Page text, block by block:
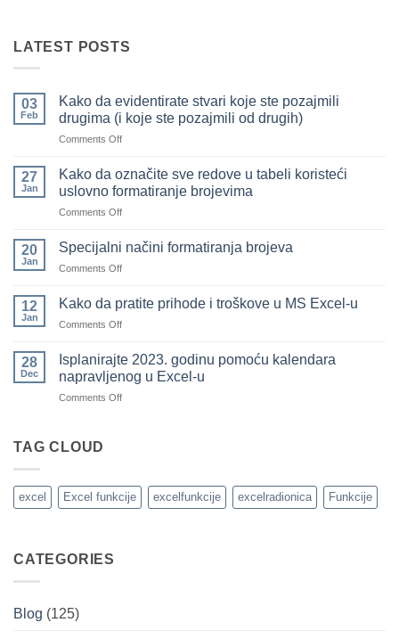
LATEST POSTS
03
Feb
Kako da evidentirate stvari koje ste pozajmili
drugima (i koje ste pozajmili od drugih)
Comments Offon
da
evidentirate
stvari
koje
pozajmili
ste
pozajmili
27
Jan
Kako da označite sve redove u tabeli koristeći
uslovno formatiranje brojevima
Comments Offon
da
u
formatiranje
brojevima
20
Jan
Specijalni načini formatiranja brojeva
Comments Offon
načini
formatiranja
12
Jan
Kako da pratite prihode i troškove u MS Excel-u
Comments Offon
da
prihode
i
28
Dec
Isplanirajte 2023. godinu pomoću kalendara
napravljenog u Excel-u
Comments Offon
napravljenog
u
TAG CLOUD
excel Excel funkcije excelfunkcije excelradionica Funkcije
CATEGORIES
Blog (125)